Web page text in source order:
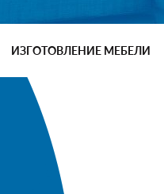
ИЗГОТОВЛЕНИЕ МЕБЕЛИ